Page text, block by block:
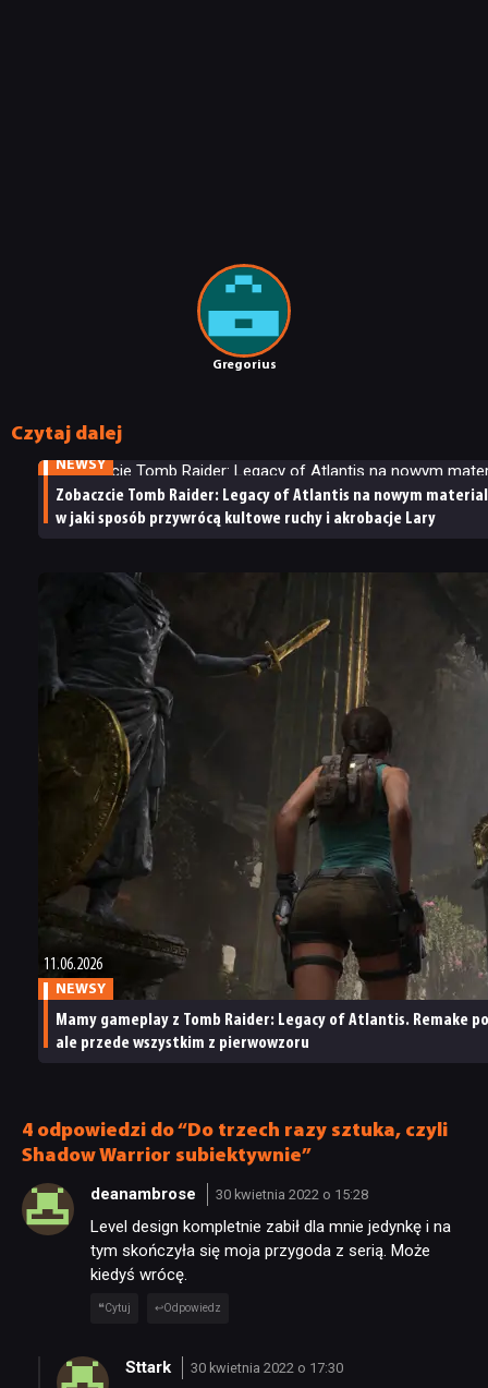
Gregorius
Czytaj dalej
Twórcy
tłumaczą
projekty
zagadek
w Tomb
zamierzamy
wskazywać
wam
ikonką”
22.07.2026
NEWSY
Zobaczcie Tomb Raider: Legacy of Atlantis na nowym
w jaki sposób przywrócą kultowe ruchy i akrobacje Lary
NEWSY
przyjazne
nieznających
fundamentem
przyszłych
przygód
11.06.2026
NEWSY
Mamy gameplay z Tomb Raider: Legacy of Atlantis. Remake
ale przede wszystkim z pierwowzoru
4 odpowiedzi do “Do trzech razy sztuka, czyli
Shadow Warrior subiektywnie”
deanambrose 30 kwietnia 2022 o 15:28
Level design kompletnie zabił dla mnie jedynkę i na
tym skończyła się moja przygoda z serią. Może
kiedyś wrócę.
Cytuj Odpowiedz
Sttark 30 kwietnia 2022 o 17:30